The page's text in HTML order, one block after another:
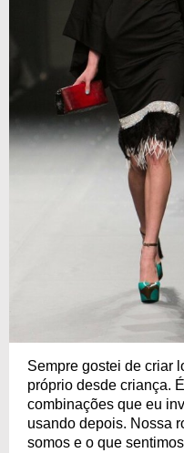
Sempre gostei de criar
próprio desde criança.
combinações que eu
usando depois. Nossa
somos e o que